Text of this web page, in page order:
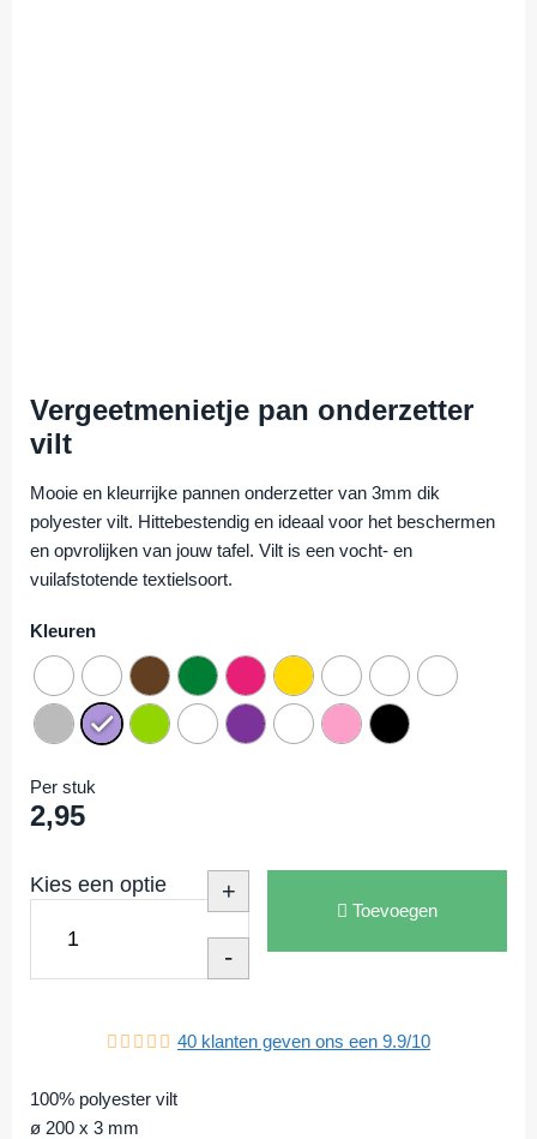
Vergeetmenietje pan onderzetter
vilt
Mooie en kleurrijke pannen onderzetter van 3mm dik
polyester vilt. Hittebestendig en ideaal voor het beschermen
en opvrolijken van jouw tafel. Vilt is een vocht- en
vuilafstotende textielsoort.
Kleuren
Per stuk
2,95
Kies een optie +
-
Toevoegen
40 klanten geven ons een 9.9/10
100% polyester vilt
ø 200 x 3 mm